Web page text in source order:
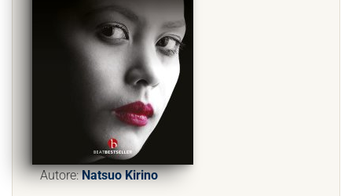
Autore:Natsuo Kirino